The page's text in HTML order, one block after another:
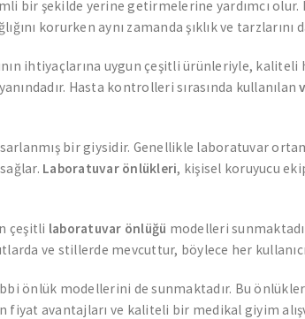
bir şekilde yerine getirmelerine yardımcı
korurken aynı zamanda şıklık ve tarzlarını
ihtiyaçlarına uygun çeşitli ürünleriyle,
Hasta kontrolleri sırasında kullanılan
bir giysidir. Genellikle laboratuvar
Laboratuvar önlükleri, kişisel koruyucu
çeşitli laboratuvar önlüğü modelleri
ve stillerde mevcuttur, böylece her
önlük modellerini de sunmaktadır. Bu
fiyat avantajları ve kaliteli bir medikal giyim